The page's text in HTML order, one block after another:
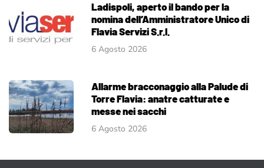
Ladispoli, aperto il bando per la
nomina dell’Amministratore Unico di
Flavia Servizi S.r.l.
6 Agosto 2026
Allarme bracconaggio alla Palude di
Torre Flavia: anatre catturate e
messe nei sacchi
6 Agosto 2026